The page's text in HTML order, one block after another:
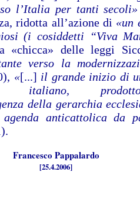
l’Italia per tanti secoli»
ridotta all’azione di «un
(i cosiddetti “Viva
«chicca» delle leggi
verso la
«[...] il grande inizio di
italiano,
della gerarchia
anticattolica da
Francesco Pappalardo
[25.4.2006]